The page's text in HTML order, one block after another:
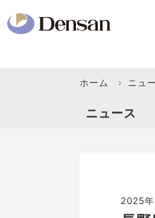
ホーム › ニュ
ニュース
2025